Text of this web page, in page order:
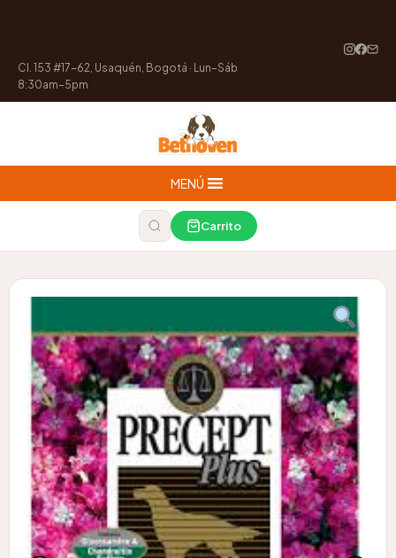
Cl. 153 #17-62, Usaquén, Bogotá · Lun–Sáb
8:30am–5pm
MENÚ
Carrito